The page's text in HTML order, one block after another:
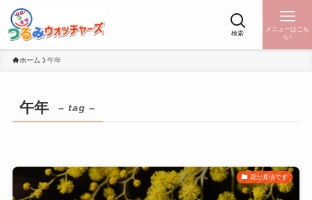
検索
メニューはこち
ら↑
ホーム 午年
午年 – tag –
花が見頃です